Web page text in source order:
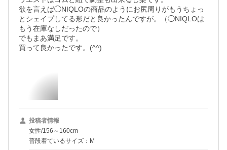
欲を言えば◯NIQLOの商品のようにお尻周りがもうちょっ
とシェイプしてる形だと良かったんですが。（◯NIQLOは
もう在庫なしだったので）
でもまあ満足です。
買って良かったです。(^^)
投稿者情報
女性/156～160cm
普段着ているサイズ：M